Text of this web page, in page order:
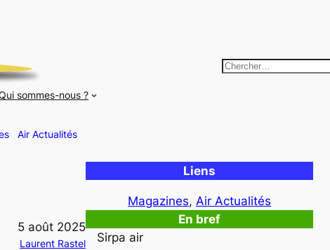
sommes-nous ?
R
r
c
h
e
r
Air Actualités
5 août 2025
Laurent Rastel
Liens
Magazines, Air Actualités
En bref
Sirpa air